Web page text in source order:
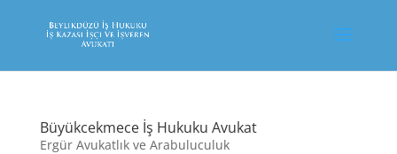
Büyükcekmece İş Hukuku Avukat
Ergür Avukatlık ve Arabuluculuk